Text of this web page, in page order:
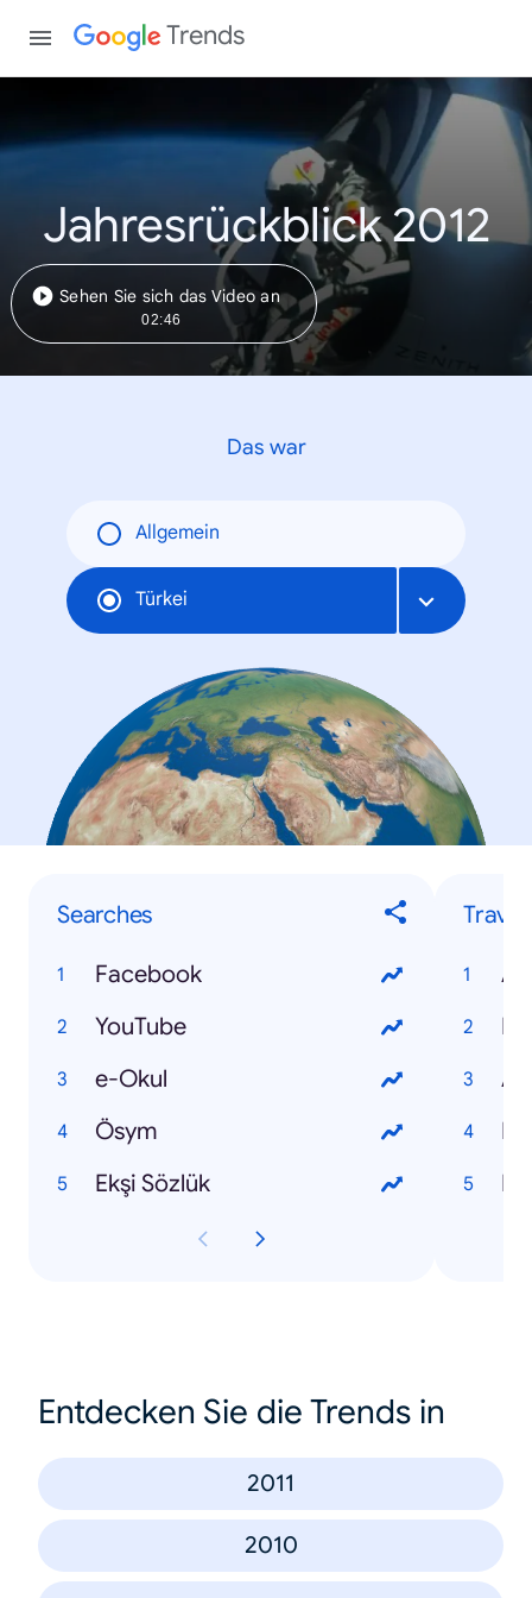
Trends
Jahresrückblick 2012
Sehen Sie sich das Video an
02:46
Das war
Allgemein
Türkei
Searches
Facebook
YouTube
e-Okul
Ösym
Ekşi Sözlük
Entdecken Sie die Trends in
2011
2010